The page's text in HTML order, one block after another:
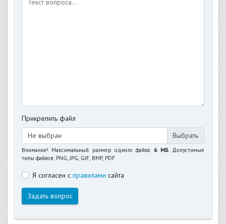
Прикрепить файл
Не выбран
Внимание! Максимальный размер одного файла: 6 МБ. Допустимые
типы файлов: PNG, JPG, GIF, BMP, PDF
Я согласен справилами сайта
Задать вопрос